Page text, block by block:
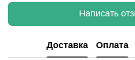
Написать
Доставка Оплата